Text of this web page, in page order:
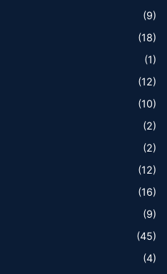
(9)
(18)
(1)
(12)
(10)
(2)
(2)
(12)
(16)
(9)
(45)
(4)